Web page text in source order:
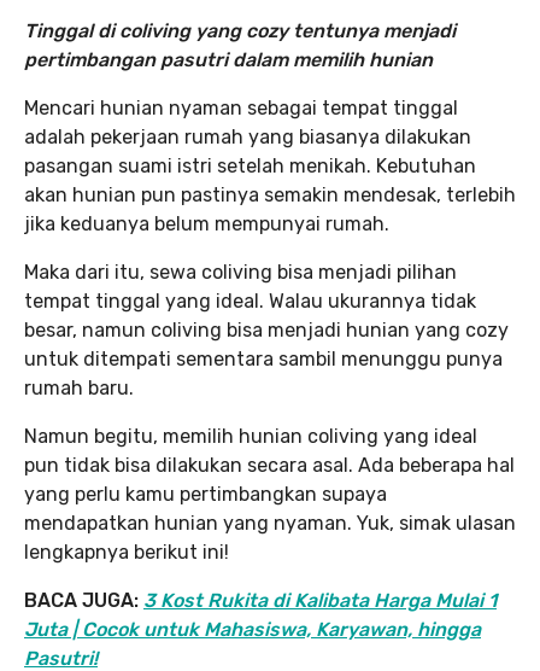
Tinggal di coliving yang cozy tentunya menjadi
pertimbangan pasutri dalam memilih hunian
Mencari hunian nyaman sebagai tempat tinggal
adalah pekerjaan rumah yang biasanya dilakukan
pasangan suami istri setelah menikah. Kebutuhan
akan hunian pun pastinya semakin mendesak, terlebih
jika keduanya belum mempunyai rumah.
Maka dari itu, sewa coliving bisa menjadi pilihan
tempat tinggal yang ideal. Walau ukurannya tidak
besar, namun coliving bisa menjadi hunian yang cozy
untuk ditempati sementara sambil menunggu punya
rumah baru.
Namun begitu, memilih hunian coliving yang ideal
pun tidak bisa dilakukan secara asal. Ada beberapa hal
yang perlu kamu pertimbangkan supaya
mendapatkan hunian yang nyaman. Yuk, simak ulasan
lengkapnya berikut ini!
BACA JUGA: 3 Kost Rukita di Kalibata Harga Mulai 1
Juta | Cocok untuk Mahasiswa, Karyawan, hingga
Pasutri!